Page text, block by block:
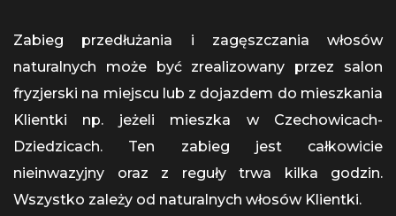
Zabieg przedłużania i zagęszczania włosów
naturalnych może być zrealizowany przez salon
fryzjerski na miejscu lub z dojazdem do mieszkania
Klientki np. jeżeli mieszka w Czechowicach-
Dziedzicach. Ten zabieg jest całkowicie
nieinwazyjny oraz z reguły trwa kilka godzin.
Wszystko zależy od naturalnych włosów Klientki.